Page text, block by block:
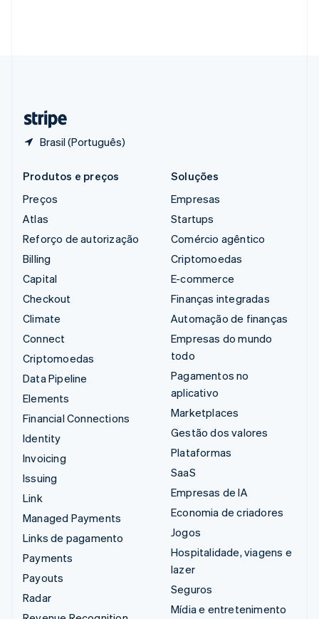
Brasil (Português)
Produtos e preços
Preços
Atlas
Reforço de autorização
Billing
Capital
Checkout
Climate
Connect
Criptomoedas
Data Pipeline
Elements
Financial Connections
Identity
Invoicing
Issuing
Link
Managed Payments
Links de pagamento
Payments
Payouts
Radar
Soluções
Empresas
Startups
Comércio agêntico
Criptomoedas
E-commerce
Finanças integradas
Automação de finanças
Empresas do mundo
todo
Pagamentos no
aplicativo
Marketplaces
Gestão dos valores
Plataformas
SaaS
Empresas de IA
Economia de criadores
Jogos
Hospitalidade, viagens e
lazer
Seguros
Mídia e entretenimento